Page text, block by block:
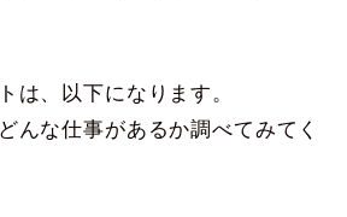
は、以下になります。
んな仕事があるか調べてみてく